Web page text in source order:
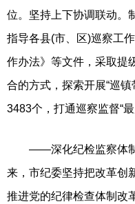
位。坚持上下协调联动。
指导各县(市、区)巡察工
作办法》等文件，采取提
合的方式，探索开展“巡
3483个，打通巡察监督“最
——深化纪检监察体制
来，市纪委坚持把改革创
推进党的纪律检查体制改